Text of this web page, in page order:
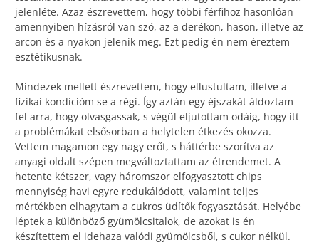
jelenléte. Azaz észrevettem, hogy többi férfihoz hasonlóan
amennyiben hízásról van szó, az a derékon, hason, illetve az
arcon és a nyakon jelenik meg. Ezt pedig én nem éreztem
esztétikusnak.
Mindezek mellett észrevettem, hogy ellustultam, illetve a
fizikai kondícióm se a régi. Így aztán egy éjszakát áldoztam
fel arra, hogy olvasgassak, s végül eljutottam odáig, hogy itt
a problémákat elsősorban a helytelen étkezés okozza.
Vettem magamon egy nagy erőt, s háttérbe szorítva az
anyagi oldalt szépen megváltoztattam az étrendemet. A
hetente kétszer, vagy háromszor elfogyasztott chips
mennyiség havi egyre redukálódott, valamint teljes
mértékben elhagytam a cukros üdítők fogyasztását. Helyébe
léptek a különböző gyümölcsitalok, de azokat is én
készítettem el idehaza valódi gyümölcsből, s cukor nélkül.